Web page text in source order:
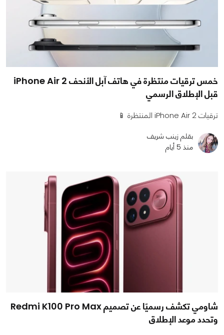
خمس ترقيات منتظرة في هاتف آبل الأنحف iPhone Air 2
قبل الإطلاق الرسمي
ترقيات iPhone Air 2 المنتظرة 📱
بقلم زينب شريف
منذ 5 أيام
شاومي تكشف رسميًا عن تصميم Redmi K100 Pro Max
وتحدد موعد الإطلاق